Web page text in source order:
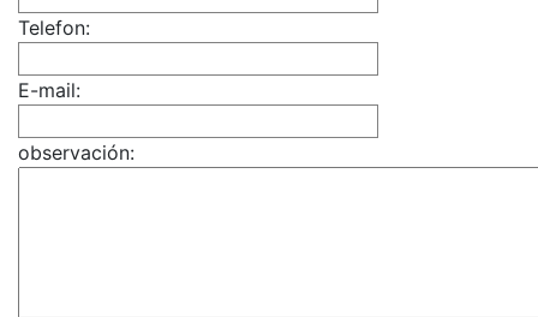
Telefon:
E-mail:
observación: